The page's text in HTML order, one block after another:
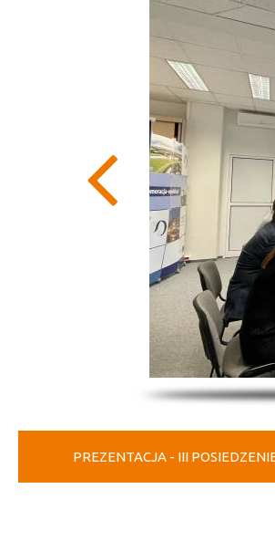
PREZENTACJA - III